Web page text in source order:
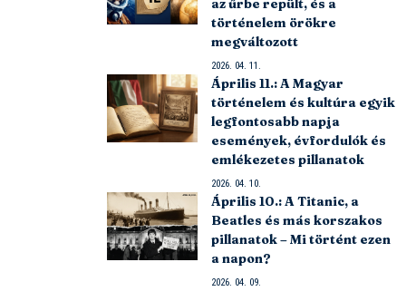
az űrbe repült, és a
történelem örökre
megváltozott
2026. 04. 11.
Április 11.: A Magyar
történelem és kultúra egyik
legfontosabb napja
események, évfordulók és
emlékezetes pillanatok
2026. 04. 10.
Április 10.: A Titanic, a
Beatles és más korszakos
pillanatok – Mi történt ezen
a napon?
2026. 04. 09.